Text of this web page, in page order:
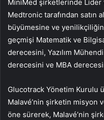
MiniMed şirketlerinde Lider
Medtronic tarafından satın
büyümesine ve
geçmişi Matematik ve
derecesini, Yazılım
derecesini ve MBA
Glucotrack Yönetim Kurulu
Malavé’nin şirketin misyon
öne sürerek, Malavé’nin